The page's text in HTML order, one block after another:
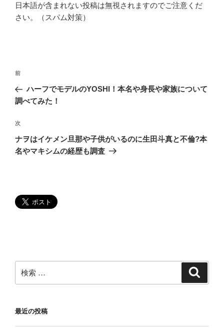
日本語が含まれない投稿は無視されますのでご注意くだ
さい。（スパム対策）
投
ナ
ゲ
ー
シ
過
去
の
稿
前
ハーフでモデルのYOSHI！本名や身長や家族について
調べてみた！
次
の
投
次
ナヲはイケメン旦那や子供がいるのに生田斗真と不倫?本
名やマキシムの経歴も調査
索:
最近の投稿